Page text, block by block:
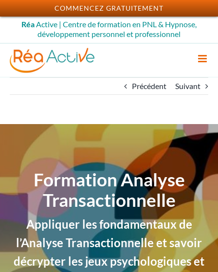
Passer
au
contenu
RéaActive | Centre de formation en PNL & Hypnose,
développement personnel et professionnel
Précédent Suivant
Formation Analyse
Transactionnelle
Appliquer les fondamentaux de
l’Analyse Transactionnelle et savoir
décrypter les jeux psychologiques et
COMMENCEZ GRATUITEMENT